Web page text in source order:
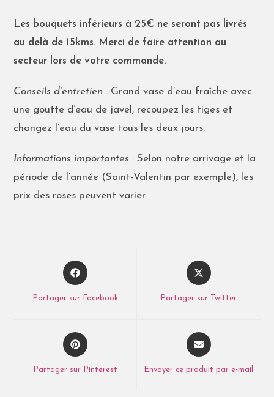
Les bouquets inférieurs à 25€ ne seront pas livrés
au delà de 15kms. Merci de faire attention au
secteur lors de votre commande.
Conseils d’entretien : Grand vase d’eau fraîche avec
une goutte d’eau de javel, recoupez les tiges et
changez l’eau du vase tous les deux jours.
Informations importantes : Selon notre arrivage et la
période de l’année (Saint-Valentin par exemple), les
prix des roses peuvent varier.
Partager sur Facebook Partager sur Twitter
Partager sur Pinterest Envoyer ce produit par e-mail